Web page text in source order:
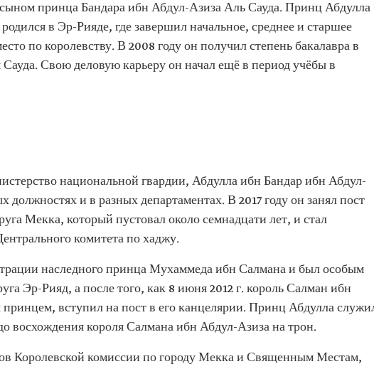
г.
гвардии
принца Бандара ибн Абдул-Азиза Аль Сауда. Принц Абдулла
в Эр-Рияде, где завершил начальное, среднее и старшее
по королевству. В 2008 году он получил степень бакалавра в
Свою деловую карьеру он начал ещё в период учёбы в
национальной гвардии, Абдулла ибн Бандар ибн Абдул-
должностях и в разных департаментах. В 2017 году он занял пост
Мекка, который пустовал около семнадцати лет, и стал
комитета по хаджу.
наследного принца Мухаммеда ибн Салмана и был особым
Эр-Рияд, а после того, как 8 июня 2012 г. король Салман ибн
вступил на пост в его канцелярии. Принц Абдулла
восхождения короля Салмана ибн Абдул-Азиза на трон.
Королевской комиссии по городу Мекка и Священным Местам,